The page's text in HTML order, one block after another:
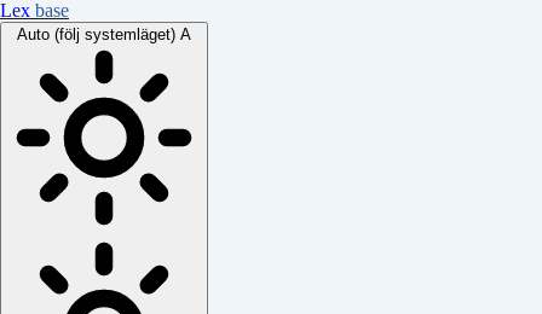
Lex base
Auto (följ systemläget) A